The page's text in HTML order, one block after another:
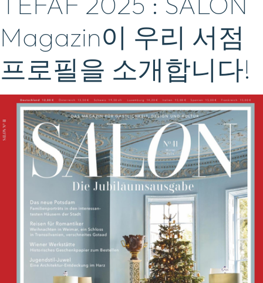
Magazin이 우리 서점
프로필을 소개합니다!